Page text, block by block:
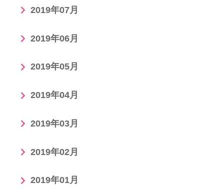
2019年07月
2019年06月
2019年05月
2019年04月
2019年03月
2019年02月
2019年01月